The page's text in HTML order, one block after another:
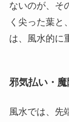
ないのが、そ
く尖った葉と
は、風水的に
邪気払い・
風水では、先